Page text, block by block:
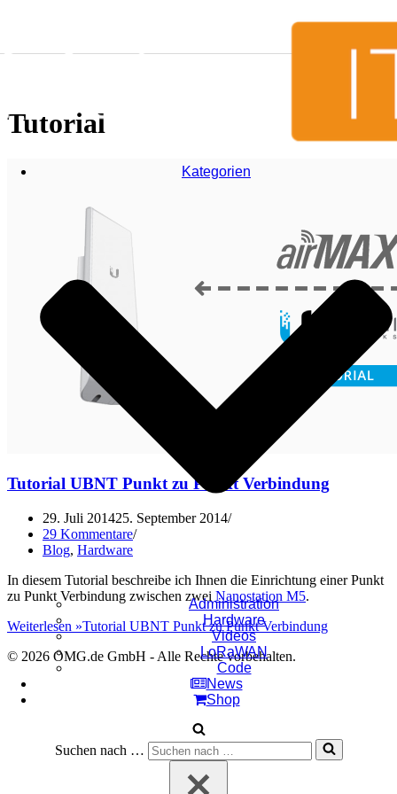
Kategorien
Administration
Hardware
Videos
LoRaWAN
Code
News
Shop
Suchen nach …
Tutorial
Tutorial UBNT Punkt zu Punkt Verbindung
29. Juli 201425. September 2014
29 Kommentare
Blog, Hardware
In diesem Tutorial beschreibe ich Ihnen die Einrichtung einer Punkt
zu Punkt Verbindung zwischen zwei Nanostation M5.
Weiterlesen »Tutorial UBNT Punkt zu Punkt Verbindung
© 2026 OMG.de GmbH - Alle Rechte vorbehalten.